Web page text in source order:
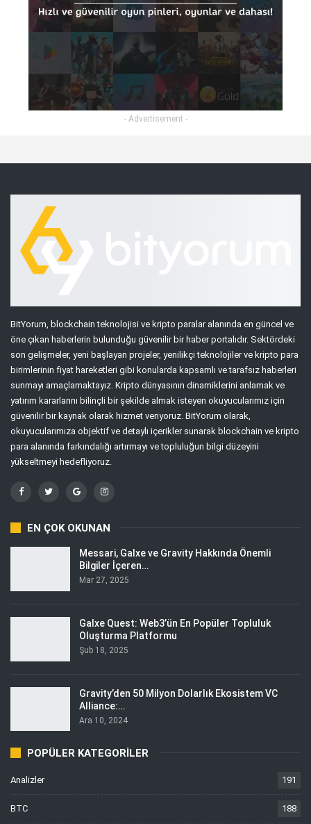
- Advertisement -
BitYorum, blockchain teknolojisi ve kripto paralar alanında en güncel ve
öne çıkan haberlerin bulunduğu güvenilir bir haber portalıdır. Sektördeki
son gelişmeler, yeni başlayan projeler, yenilikçi teknolojiler ve kripto para
birimlerinin fiyat hareketleri gibi konularda kapsamlı ve tarafsız haberleri
sunmayı amaçlamaktayız. Kripto dünyasının dinamiklerini anlamak ve
yatırım kararlarını bilinçli bir şekilde almak isteyen okuyucularımız için
güvenilir bir kaynak olarak hizmet veriyoruz. BitYorum olarak,
okuyucularımıza objektif ve detaylı içerikler sunarak blockchain ve kripto
para alanında farkındalığı artırmayı ve topluluğun bilgi düzeyini
yükseltmeyi hedefliyoruz.
EN ÇOK OKUNAN
Messari, Galxe ve Gravity Hakkında Önemli
Bilgiler İçeren…
Mar 27, 2025
Galxe Quest: Web3’ün En Popüler Topluluk
Oluşturma Platformu
Şub 18, 2025
Gravity’den 50 Milyon Dolarlık Ekosistem VC
Alliance:…
Ara 10, 2024
POPÜLER KATEGORILER
Analizler 191
BTC 188